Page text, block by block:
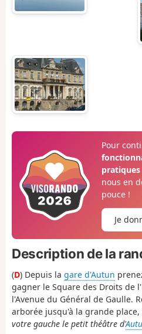
Pour
pratiques
nous en
pouce !
Je
Description de la
(D) Depuis la gare d'Autun
gagner le Square des Droits de
l'Avenue du Général de Gaulle.
arborée jusqu'à la grande place,
votre gauche le petit théâtre d'